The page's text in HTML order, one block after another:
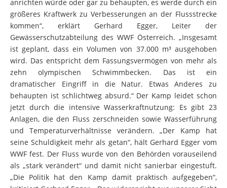
anrichten würde oder gar zu behaupten, es werde durch ein
größeres Kraftwerk zu Verbesserungen an der Flussstrecke
kommen“, erklärt Gerhard Egger, Leiter der
Gewässerschutzabteilung des WWF Österreich. „Insgesamt
ist geplant, dass ein Volumen von 37.000 m³ ausgehoben
wird. Das entspricht dem Fassungsvermögen von mehr als
zehn olympischen Schwimmbecken. Das ist ein
dramatischer Eingriff in die Natur. Etwas Anderes zu
behaupten ist schlichtweg absurd.“ Der Kamp leidet schon
jetzt durch die intensive Wasserkraftnutzung: Es gibt 23
Anlagen, die den Fluss zerschneiden sowie Wasserführung
und Temperaturverhältnisse verändern. „Der Kamp hat
seine Schuldigkeit mehr als getan“, hält Gerhard Egger vom
WWF fest. Der Fluss wurde von den Behörden vorauseilend
als „stark verändert“ und damit nicht sanierbar eingestuft.
„Die Politik hat den Kamp damit praktisch aufgegeben“,